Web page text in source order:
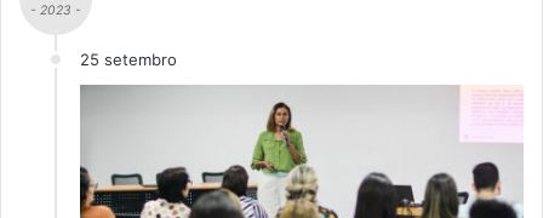
- 2023 -
25 setembro